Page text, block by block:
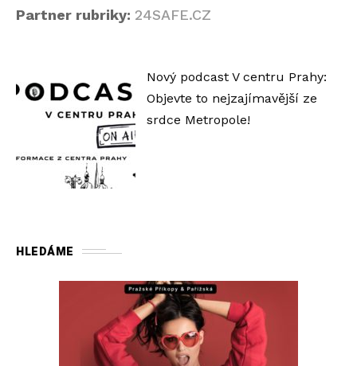
Partner rubriky: 24SAFE.CZ
Nový podcast V centru Prahy:
Objevte to nejzajímavější ze
srdce Metropole!
HLEDÁME